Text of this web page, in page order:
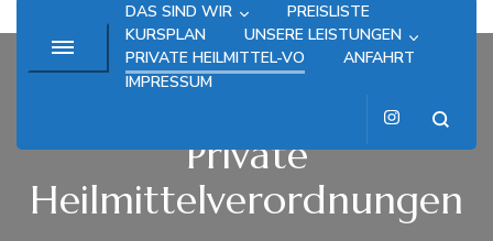
DAS SIND WIR
PREISLISTE
KURSPLAN
UNSERE LEISTUNGEN
PRIVATE HEILMITTEL-VO
ANFAHRT
IMPRESSUM
Private
Heilmittelverordnungen